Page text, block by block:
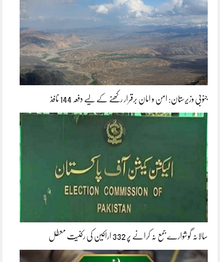
جنوبی وزیرستان: امن و امان برقرار رکھنے کے لیے دفعہ 144 نافذ
سالانہ گوشوارے جمع نہ کرانے پر 332 اراکین کی رکنیت معطل